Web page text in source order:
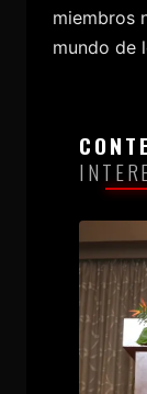
miembros
mundo de